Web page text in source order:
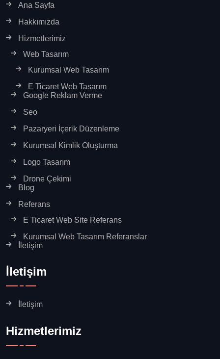
Ana Sayfa
Hakkımızda
Hizmetlerimiz
Web Tasarım
Kurumsal Web Tasarım
E Ticaret Web Tasarım
Google Reklam Verme
Seo
Pazaryeri İçerik Düzenleme
Kurumsal Kimlik Oluşturma
Logo Tasarım
Drone Çekimi
Blog
Referans
E Ticaret Web Site Referans
Kurumsal Web Tasarım Referanslar
İletişim
İletişim
İletişim
Hizmetlerimiz